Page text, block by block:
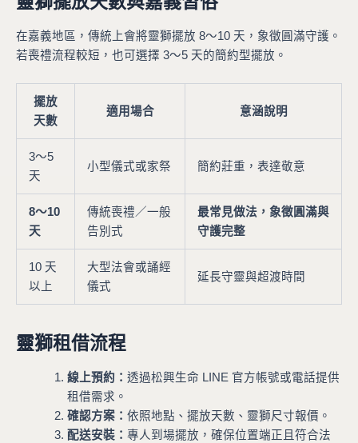
在嘉義地區，傳統上會將靈獅擺放 8～10 天，象徵圓滿守護。
若喪禮流程較短，也可選擇 3～5 天的簡約型擺放。
擺放
天數
適用場合 意涵說明
3～5
天
小型儀式或家祭 簡約莊重，表達敬意
8～10
天
傳統喪禮／一般
告別式
最常見做法，象徵圓滿與
守護完整
10 天
以上
大型法會或誦經
儀式
延長守靈與超渡時間
靈獅租借流程
線上預約： 透過松興生命 LINE 官方帳號或電話提供
租借需求。
確認方案： 依照地點、擺放天數、靈獅尺寸報價。
配送安裝： 專人到場擺放，確保位置端正且符合法